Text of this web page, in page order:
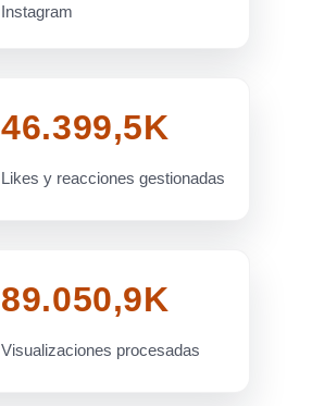
Instagram
46.399,5K
Likes y reacciones gestionadas
89.050,9K
Visualizaciones procesadas